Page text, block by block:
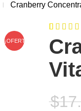
Cranberry
¡OFERTA! 0de
5
based
0
ratings
$